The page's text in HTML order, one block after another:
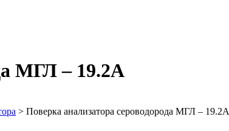
МГЛ – 19.2А
> Поверка анализатора сероводорода МГЛ – 19.2А